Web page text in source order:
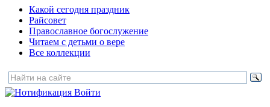
Какой сегодня праздник
Райсовет
Православное богослужение
Читаем с детьми о вере
Все коллекции
Войти